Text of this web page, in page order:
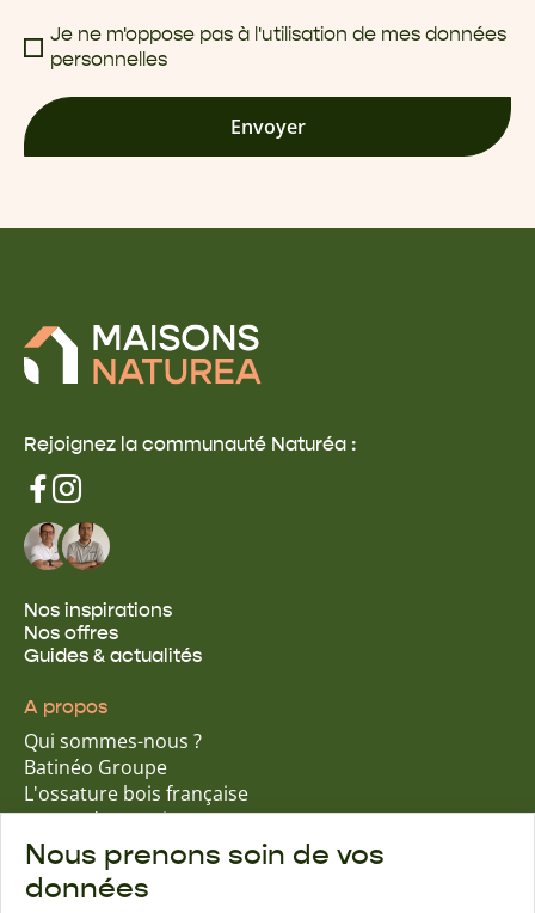
Je ne m'oppose pas à l'utilisation de mes données
personnelles
Envoyer
Rejoignez la communauté Naturéa :
Nos inspirations
Nos offres
Guides & actualités
A propos
Qui sommes-nous ?
Batinéo Groupe
L'ossature bois française
15 ans d'expertise
Nos engagements écologiques
Nos garanties assurantielles
Nous prenons soin de vos
données